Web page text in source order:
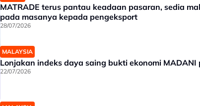
MATRADE terus pantau keadaan pasaran, sedia
pada masanya kepada pengeksport
28/07/2026
MALAYSIA
Lonjakan indeks daya saing bukti ekonomi
22/07/2026